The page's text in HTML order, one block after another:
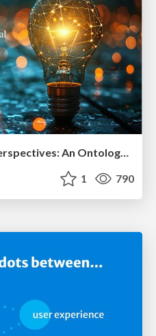
Organizational Design Perspectives: An Ontology of Organizational Design Elements
1 790